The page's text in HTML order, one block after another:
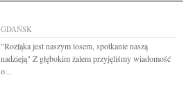
GDAŃSK
"Rozłąka jest naszym losem, spotkanie naszą
nadzieją" Z głębokim żalem przyjęliśmy wiadomość
o...